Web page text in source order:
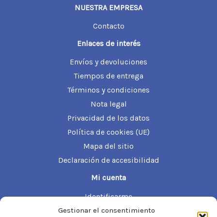
Gestionar el consentimiento
NUESTRA EMPRESA
Contacto
Enlaces de interés
Envíos y devoluciones
Tiempos de entrega
Términos y condiciones
Nota legal
Privacidad de los datos
Política de cookies (UE)
Mapa del sitio
Declaración de accesibilidad
Mi cuenta
Identificarme
Información de mi cuenta